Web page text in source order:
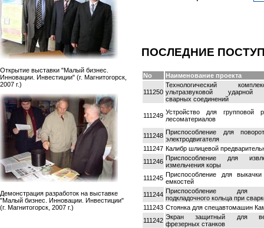
ПОСЛЕДНИЕ
No Наименование проекта
111250
Технологический
ультразвуковой ударной
сварных соединений
111249 Устройство для групповой
лесоматериалов
111248 Приспособление для
электродвигателя
111247 Калибр шлицевой
111246 Приспособление для
измельчения коры
111245 Приспособление для
емкостей
111244 Приспособление для
подкладочного кольца при
111243 Стоянка для спецавтомашин
111242 Экран защитный для
фрезерных станков
Открытие выставки "Малый бизнес.
Инновации. Инвестиции" (г. Магнитогорск,
2007 г.)
Демонстрация разработок на выставке
"Малый бизнес. Инновации. Инвестиции"
(г. Магнитогорск, 2007 г.)